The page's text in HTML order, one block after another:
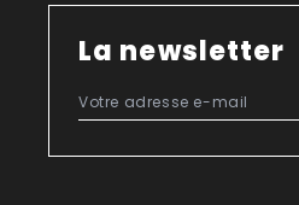
zippées et passants à
pratique pour des
Pour ceux qui privilégient la
produit comme le trolley
cadenas intégré est un
roues pivotantes à 360°
La newsletter